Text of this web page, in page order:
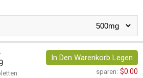
In Den Warenkorb Legen
sparen: $0.00